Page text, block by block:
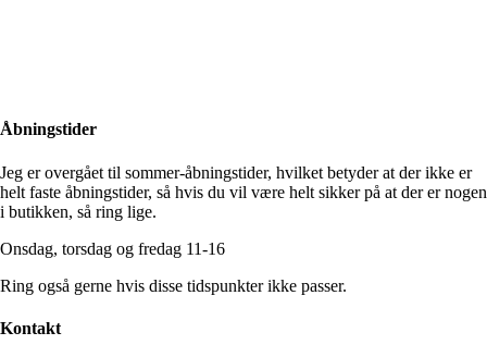
Åbningstider
Jeg er overgået til sommer-åbningstider, hvilket betyder at der ikke er
helt faste åbningstider, så hvis du vil være helt sikker på at der er nogen
i butikken, så ring lige.
Onsdag, torsdag og fredag 11-16
Ring også gerne hvis disse tidspunkter ikke passer.
Kontakt